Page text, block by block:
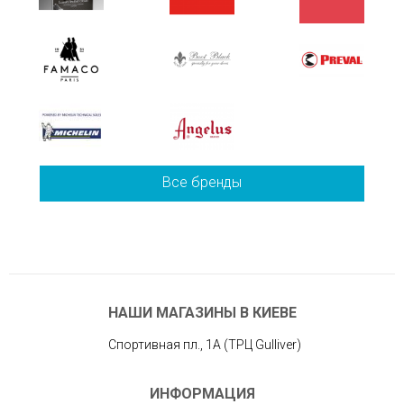
Все бренды
НАШИ МАГАЗИНЫ В КИЕВЕ
Спортивная пл., 1А (ТРЦ Gulliver)
ИНФОРМАЦИЯ